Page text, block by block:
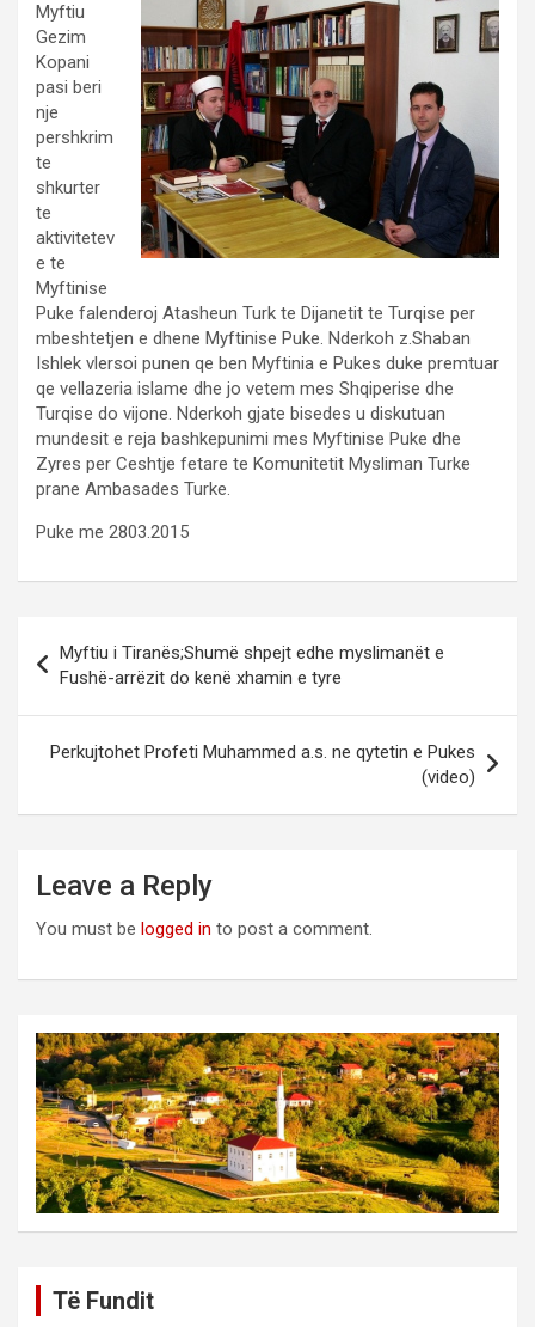
Myftiu
Gezim
Kopani
pasi beri
nje
pershkrim
te
shkurter
te
aktivitetev
e te
Myftinise
Puke falenderoj Atasheun Turk te Dijanetit te Turqise per
mbeshtetjen e dhene Myftinise Puke. Nderkoh z.Shaban
Ishlek vlersoi punen qe ben Myftinia e Pukes duke premtuar
qe vellazeria islame dhe jo vetem mes Shqiperise dhe
Turqise do vijone. Nderkoh gjate bisedes u diskutuan
mundesit e reja bashkepunimi mes Myftinise Puke dhe
Zyres per Ceshtje fetare te Komunitetit Mysliman Turke
prane Ambasades Turke.
Puke me 2803.2015
navigation
Myftiu i Tiranës;Shumë shpejt edhe myslimanët e
Fushë-arrëzit do kenë xhamin e tyre
Perkujtohet Profeti Muhammed a.s. ne qytetin e Pukes
(video)
Leave a Reply
You must be logged in to post a comment.
Të Fundit